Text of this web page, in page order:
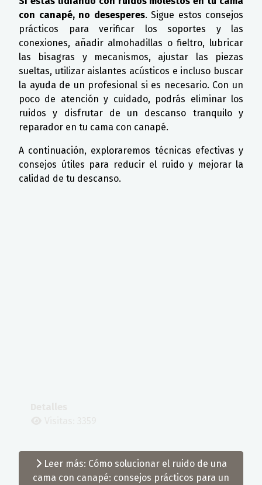
con canapé, no desesperes. Sigue estos consejos
prácticos para verificar los soportes y las
conexiones, añadir almohadillas o fieltro, lubricar
las bisagras y mecanismos, ajustar las piezas
sueltas, utilizar aislantes acústicos e incluso buscar
la ayuda de un profesional si es necesario. Con un
poco de atención y cuidado, podrás eliminar los
ruidos y disfrutar de un descanso tranquilo y
reparador en tu cama con canapé.
A continuación, exploraremos técnicas efectivas y
consejos útiles para reducir el ruido y mejorar la
calidad de tu descanso.
Leer más: Cómo solucionar el ruido de una
cama con canapé: consejos prácticos para un